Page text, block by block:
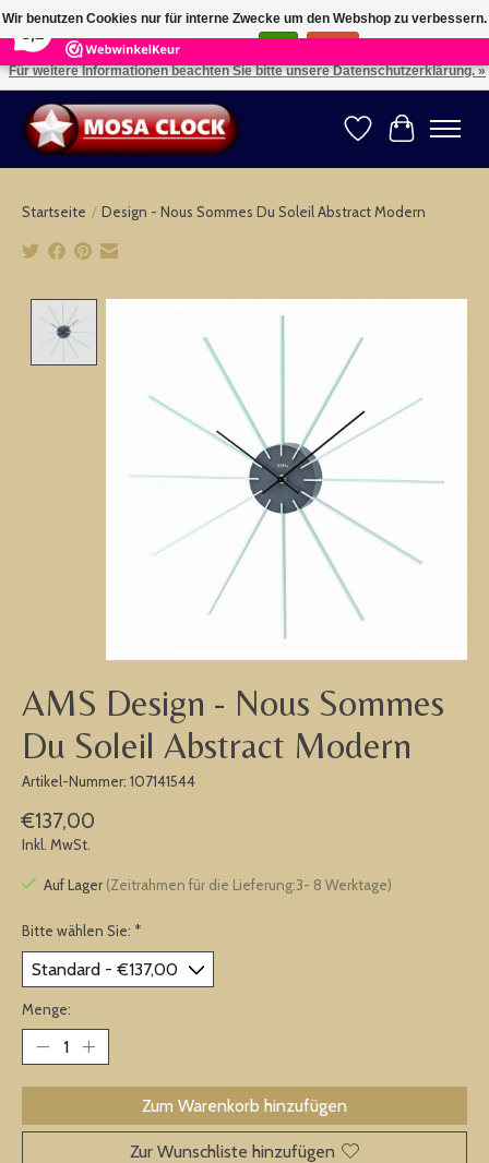
164 Reviews ×
Kies uw taal: NL -- Wählen Sie ihre Sprache: DE -- Choose your language: EN ⇓ ⇒
Wunschzettel
Ihr
Startseite / Design - Nous Sommes Du Soleil Abstract Modern
AMS Design - Nous Sommes
Du Soleil Abstract Modern
Artikel-Nummer: 107141544
€137,00
Inkl. MwSt.
Auf Lager (Zeitrahmen für die Lieferung:3- 8 Werktage)
Bitte wählen Sie: *
Menge:
Zum Warenkorb hinzufügen
Zur Wunschliste hinzufügen
Wir benutzen Cookies nur für interne Zwecke um den Webshop zu verbessern.
Ist das in Ordnung?
Für weitere Informationen beachten Sie bitte unsere Datenschutzerklärung. »